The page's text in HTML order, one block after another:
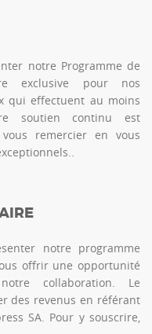
notre Programme de
exclusive pour nos
qui effectuent au moins
soutien continu est
remercier en vous
notre programme
offrir une opportunité
collaboration. Le
des revenus en référant
SA. Pour y souscrire,